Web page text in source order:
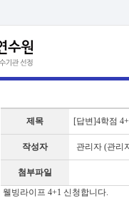
제목 [답변]4학점
작성자 관리자 (관리
첨부파일
웰빙라이프 4+1 신청합니다.